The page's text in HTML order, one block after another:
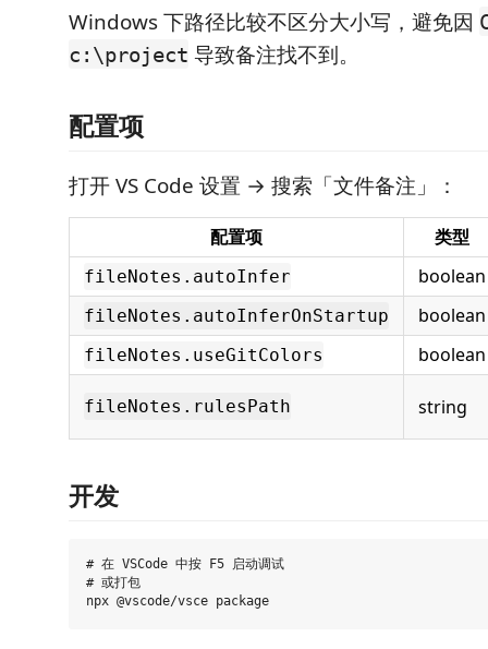
Windows 下路径比较不区分大小写，避免因
c:\project 导致备注找不到。
配置项
打开 VS Code 设置 → 搜索「文件备注」：
配置项 类型
fileNotes.autoInfer boolean
fileNotes.autoInferOnStartup boolean
fileNotes.useGitColors boolean
fileNotes.rulesPath string
开发
# 在 VSCode 中按 F5 启动调试
# 或打包